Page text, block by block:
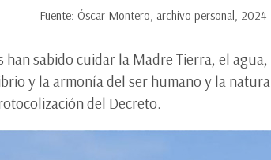
Fuente: Óscar Montero, archivo personal, 2024
sabido cuidar la Madre Tierra, el
y la armonía del ser humano y la
del Decreto.